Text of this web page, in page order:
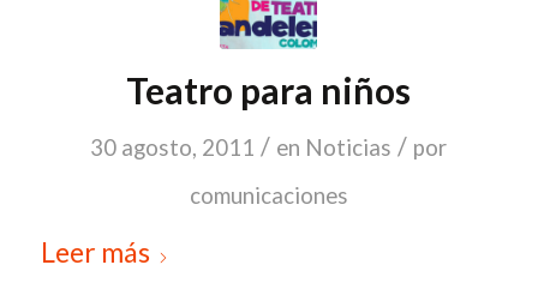
Teatro para niños
30 agosto, 2011 / en Noticias / por
comunicaciones
Leer más